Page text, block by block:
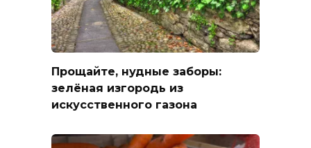
Прощайте, нудные заборы:
зелёная изгородь из
искусственного газона